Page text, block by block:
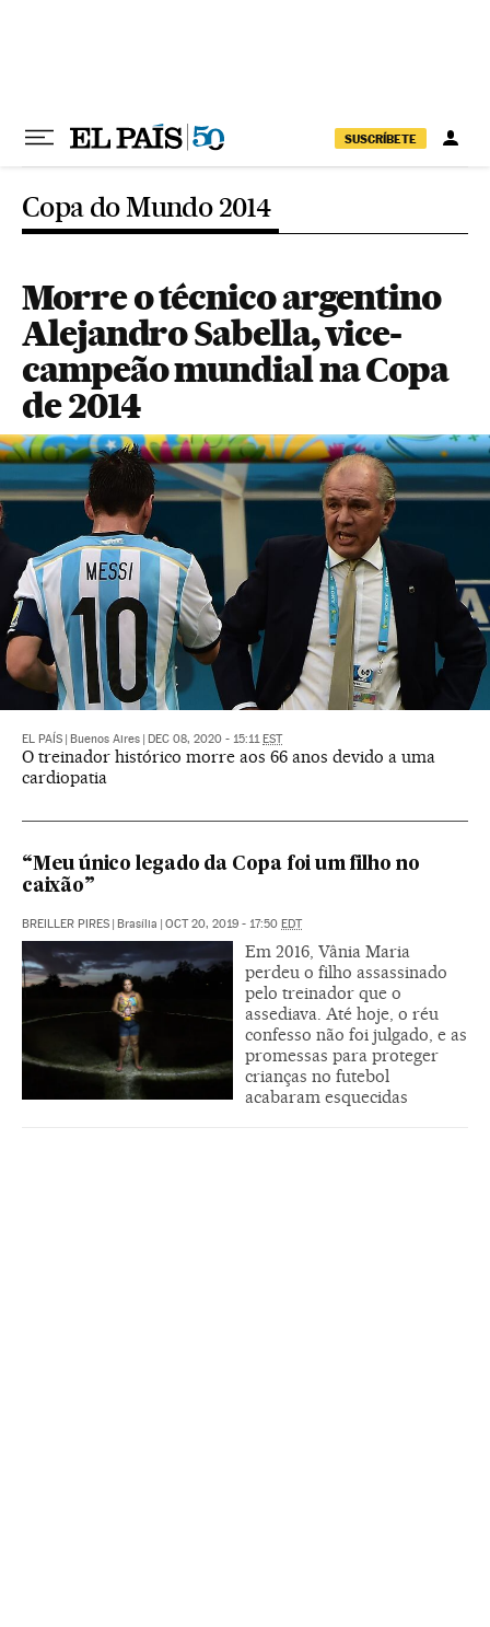
SUSCRÍBETE
Copa do Mundo 2014
Morre o técnico argentino
Alejandro Sabella, vice-
campeão mundial na Copa
de 2014
EL PAÍS Buenos Aires DEC 08, 2020 - 15:11 EST
O treinador histórico morre aos 66 anos devido a uma
cardiopatia
“Meu único legado da Copa foi um filho no
caixão”
BREILLER PIRES Brasília OCT 20, 2019 - 17:50 EDT
Em 2016, Vânia Maria
perdeu o filho assassinado
pelo treinador que o
assediava. Até hoje, o réu
confesso não foi julgado, e as
promessas para proteger
crianças no futebol
acabaram esquecidas